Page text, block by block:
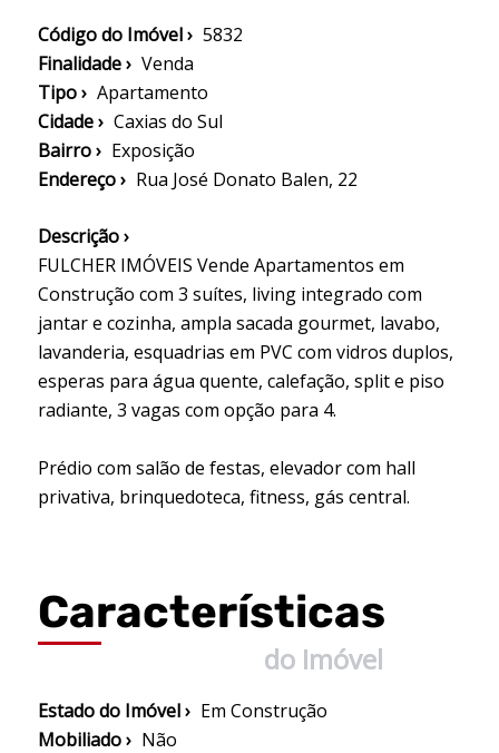
Código do Imóvel › 5832
Finalidade › Venda
Tipo › Apartamento
Cidade › Caxias do Sul
Bairro › Exposição
Endereço › Rua José Donato Balen, 22
Descrição ›
FULCHER IMÓVEIS Vende Apartamentos em
Construção com 3 suítes, living integrado com
jantar e cozinha, ampla sacada gourmet, lavabo,
lavanderia, esquadrias em PVC com vidros duplos,
esperas para água quente, calefação, split e piso
radiante, 3 vagas com opção para 4.
Prédio com salão de festas, elevador com hall
privativa, brinquedoteca, fitness, gás central.
Características
do Imóvel
Estado do Imóvel › Em Construção
Mobiliado › Não